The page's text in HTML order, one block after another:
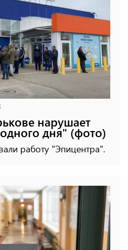
нарушает
дня" (фото)
работу "Эпицентра".